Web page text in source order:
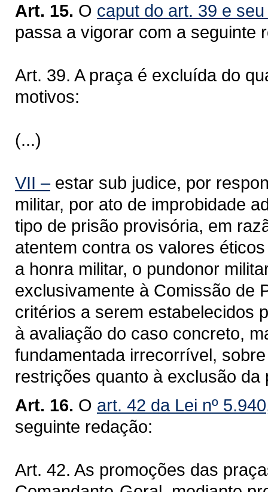
Art. 15. O caput do art. 39 e
passa a vigorar com a seguinte
Art. 39. A praça é excluída do
motivos:
(...)
VII –estar sub judice, por
militar, por ato de improbidade
tipo de prisão provisória, em
atentem contra os valores
a honra militar, o pundonor
exclusivamente à Comissão de
critérios a serem estabelecidos
à avaliação do caso concreto,
fundamentada irrecorrível,
restrições quanto à exclusão
Art. 16. O art. 42 da Lei nº
seguinte redação:
Art. 42. As promoções das